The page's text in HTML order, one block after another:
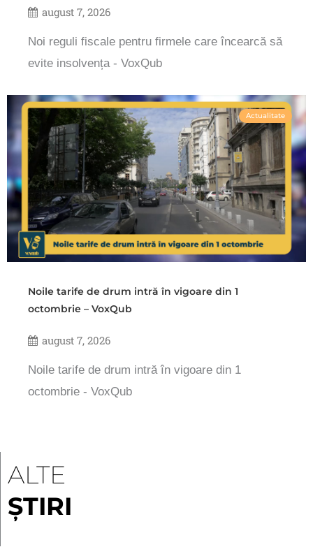
august 7, 2026
Noi reguli fiscale pentru firmele care încearcă să
evite insolvența - VoxQub
Actualitate
Noile tarife de drum intră în vigoare din 1
octombrie – VoxQub
august 7, 2026
Noile tarife de drum intră în vigoare din 1
octombrie - VoxQub
ALTE
ȘTIRI